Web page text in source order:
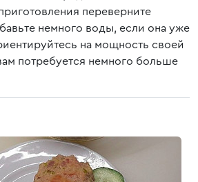
переверните
немного воды, если она уже
на мощность своей
потребуется немного больше